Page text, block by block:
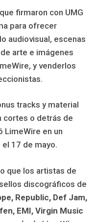
firmaron con UMG
para ofrecer
audiovisual, escenas
arte e imágenes
y venderlos
tracks y material
cortes o detrás de
LimeWire en un
17 de mayo.
que los artistas de
discográficos de
Republic, Def Jam,
EMI, Virgin Music